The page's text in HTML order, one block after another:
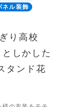
ネル装飾
り高校
しかした
タンド花